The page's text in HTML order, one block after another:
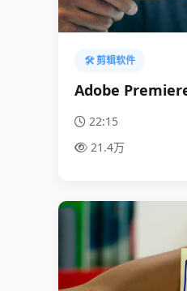
🛠️ 剪辑软件
Adobe
22:15
21.4万